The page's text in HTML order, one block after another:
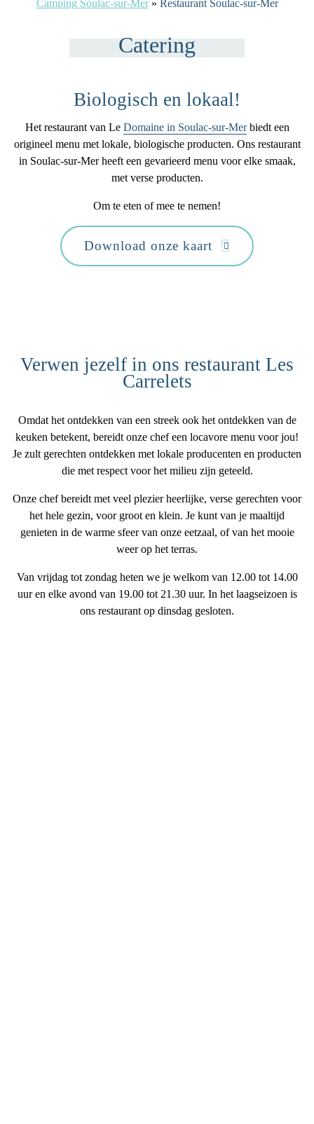
Camping Soulac-sur-Mer» Restaurant Soulac-sur-Mer
Catering
Biologisch en lokaal!
Het restaurant van Le Domaine in Soulac-sur-Merbiedt een
origineel menu met lokale, biologische producten. Ons restaurant
in Soulac-sur-Mer heeft een gevarieerd menu voor elke smaak,
met verse producten.
Om te eten of mee te nemen!
Download onze kaart
Verwen jezelf in ons restaurant Les
Carrelets
Omdat het ontdekken van een streek ook het ontdekken van de
keuken betekent, bereidt onze chef een locavore menu voor jou!
Je zult gerechten ontdekken met lokale producenten en producten
die met respect voor het milieu zijn geteeld.
Onze chef bereidt met veel plezier heerlijke, verse gerechten voor
het hele gezin, voor groot en klein. Je kunt van je maaltijd
genieten in de warme sfeer van onze eetzaal, of van het mooie
weer op het terras.
Van vrijdag tot zondag heten we je welkom van 12.00 tot 14.00
uur en elke avond van 19.00 tot 21.30 uur. In het laagseizoen is
ons restaurant op dinsdag gesloten.